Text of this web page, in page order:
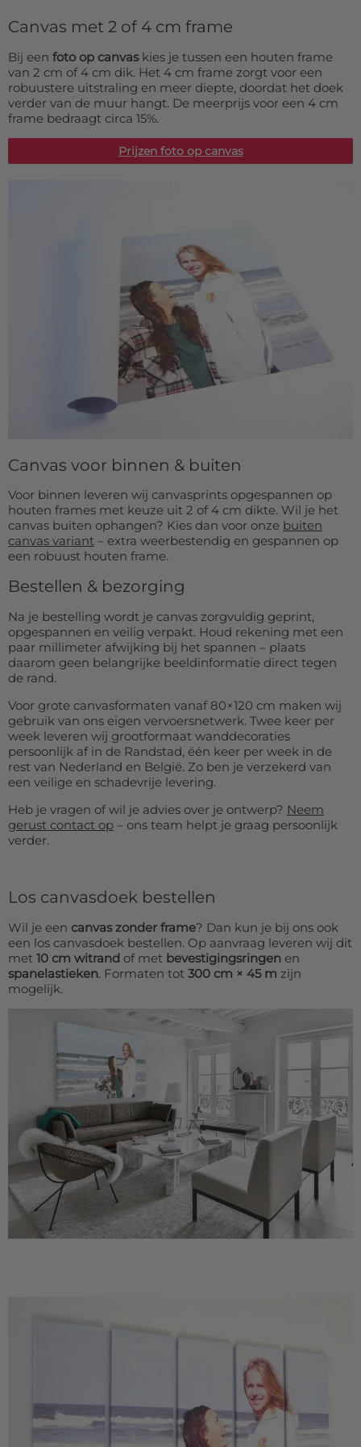
Canvas met 2 of 4 cm frame
Bij een foto op canvaskies je tussen een houten frame
van 2 cm of 4 cm dik. Het 4 cm frame zorgt voor een
robuustere uitstraling en meer diepte, doordat het doek
verder van de muur hangt. De meerprijs voor een 4 cm
frame bedraagt circa 15%.
Prijzen foto op canvas
Canvas voor binnen & buiten
Voor binnen leveren wij canvasprints opgespannen op
houten frames met keuze uit 2 of 4 cm dikte. Wil je het
canvas buiten ophangen? Kies dan voor onze buiten
canvas variant – extra weerbestendig en gespannen op
een robuust houten frame.
Bestellen & bezorging
Na je bestelling wordt je canvas zorgvuldig geprint,
opgespannen en veilig verpakt. Houd rekening met een
paar millimeter afwijking bij het spannen – plaats
daarom geen belangrijke beeldinformatie direct tegen
de rand.
Voor grote canvasformaten vanaf 80×120 cm maken wij
gebruik van ons eigen vervoersnetwerk. Twee keer per
week leveren wij grootformaat wanddecoraties
persoonlijk af in de Randstad, één keer per week in de
rest van Nederland en België. Zo ben je verzekerd van
een veilige en schadevrije levering.
Heb je vragen of wil je advies over je ontwerp? Neem
gerust contact op – ons team helpt je graag persoonlijk
verder.
Los canvasdoek bestellen
Wil je een canvas zonder frame? Dan kun je bij ons ook
een los canvasdoek bestellen. Op aanvraag leveren wij dit
met 10 cm witrand of met bevestigingsringen en
spanelastieken. Formaten tot 300 cm × 45 m zijn
mogelijk.